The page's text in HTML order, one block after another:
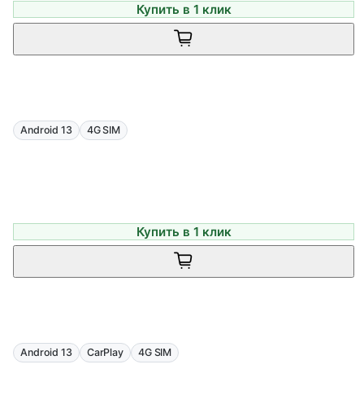
Купить в 1 клик
Android 13 4G SIM
Купить в 1 клик
Android 13 CarPlay 4G SIM